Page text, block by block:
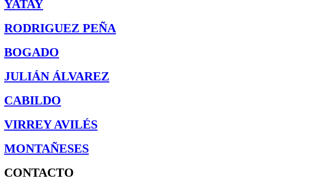
YATAY
RODRIGUEZ PEÑA
BOGADO
JULIÁN ÁLVAREZ
CABILDO
VIRREY AVILÉS
MONTAÑESES
CONTACTO